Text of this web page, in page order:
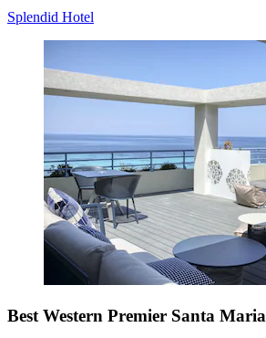
Splendid Hotel
Best Western Premier Santa Maria